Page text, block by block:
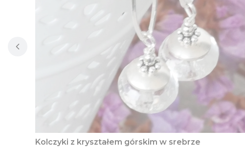
Kolczyki z kryształem górskim w srebrze